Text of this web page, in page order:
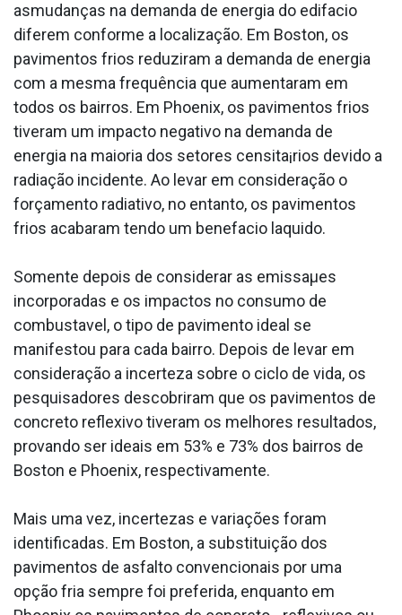
asmudanças na demanda de energia do edifa­cio
diferem conforme a localização. Em Boston, os
pavimentos frios reduziram a demanda de energia
com a mesma frequência que aumentaram em
todos os bairros. Em Phoenix, os pavimentos frios
tiveram um impacto negativo na demanda de
energia na maioria dos setores censita¡rios devido a
radiação incidente. Ao levar em consideração o
forçamento radiativo, no entanto, os pavimentos
frios acabaram tendo um benefa­cio la­quido.
Somente depois de considerar as emissaµes
incorporadas e os impactos no consumo de
combusta­vel, o tipo de pavimento ideal se
manifestou para cada bairro. Depois de levar em
consideração a incerteza sobre o ciclo de vida, os
pesquisadores descobriram que os pavimentos de
concreto reflexivo tiveram os melhores resultados,
provando ser ideais em 53% e 73% dos bairros de
Boston e Phoenix, respectivamente.
Mais uma vez, incertezas e variações foram
identificadas. Em Boston, a substituição dos
pavimentos de asfalto convencionais por uma
opção fria sempre foi preferida, enquanto em